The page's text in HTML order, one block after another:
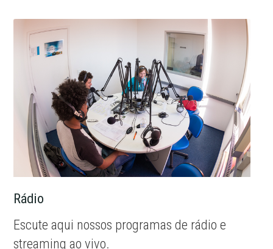
Rádio
Escute aqui nossos programas de rádio e
streaming ao vivo.